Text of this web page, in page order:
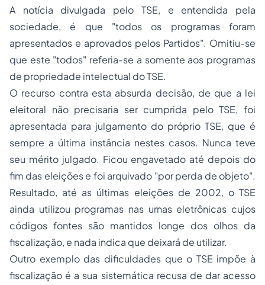
A notícia divulgada pelo TSE, e entendida pela
sociedade, é que "todos os programas foram
apresentados e aprovados pelos Partidos". Omitiu-se
que este "todos" referia-se a somente aos programas
de propriedade intelectual do TSE.
O recurso contra esta absurda decisão, de que a lei
eleitoral não precisaria ser cumprida pelo TSE, foi
apresentada para julgamento do próprio TSE, que é
sempre a última instância nestes casos. Nunca teve
seu mérito julgado. Ficou engavetado até depois do
fim das eleições e foi arquivado "por perda de objeto".
Resultado, até as últimas eleições de 2002, o TSE
ainda utilizou programas nas urnas eletrônicas cujos
códigos fontes são mantidos longe dos olhos da
fiscalização, e nada indica que deixará de utilizar.
Outro exemplo das dificuldades que o TSE impõe à
fiscalização é a sua sistemática recusa de dar acesso